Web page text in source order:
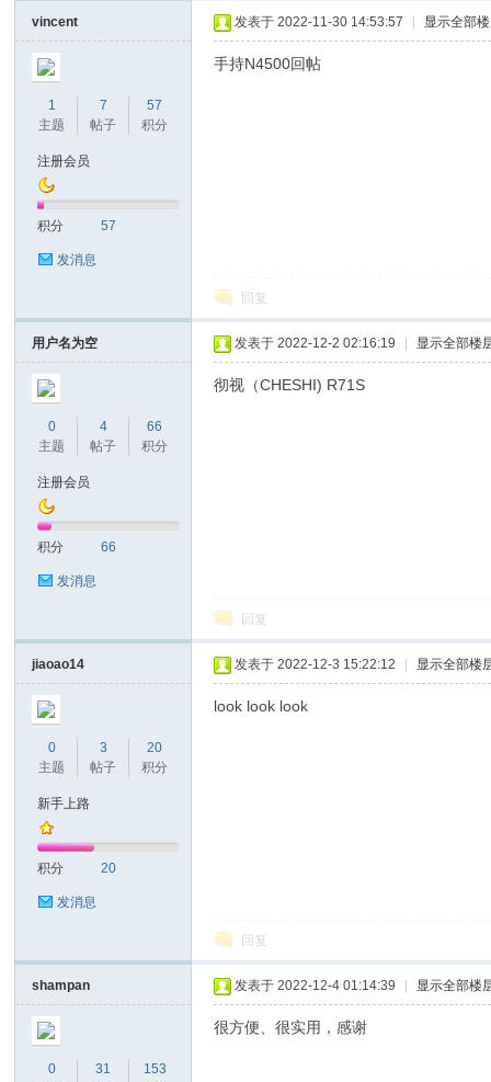
vincent
1
主题
7
帖子
57
积分
注册会员
积分 57
发消息
发表于 2022-11-30 14:53:57 显示全部
手持N4500回帖
回复
用户名为空
0
主题
4
帖子
66
积分
注册会员
积分 66
发消息
发表于 2022-12-2 02:16:19 显示全部楼
彻视（CHESHI) R71S
回复
jiaoao14
0
主题
3
帖子
20
积分
新手上路
积分 20
发消息
发表于 2022-12-3 15:22:12 显示全部楼
look look look
回复
shampan
0
31
153
发表于 2022-12-4 01:14:39 显示全部楼
很方便、很实用，感谢